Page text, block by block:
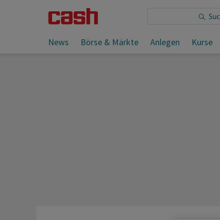
News Börse & Märkte Anlegen Kurse
Sie lesen: